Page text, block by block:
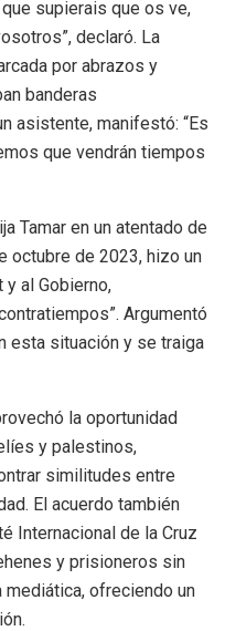
supierais que os ve,
declaró. La
por abrazos y
banderas
asistente, manifestó: “Es
que vendrán tiempos
Tamar en un atentado de
octubre de 2023, hizo un
y al Gobierno,
Argumentó
esta situación y se traiga
la oportunidad
y palestinos,
similitudes entre
El acuerdo también
Internacional de la Cruz
y prisioneros sin
ofreciendo un